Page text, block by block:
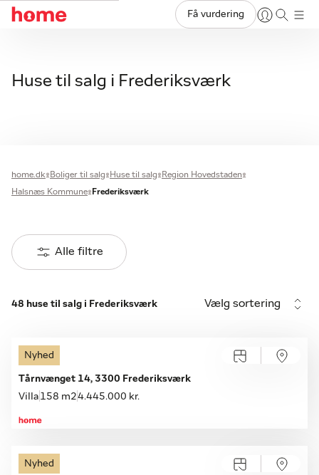
Få vurdering
Huse til salg i Frederiksværk
home.dk Boliger til salg Huse til salg
Region Hovedstaden
Halsnæs Kommune
Frederiksværk
Alle filtre
48 huse til salg i Frederiksværk Vælg sortering
Nyhed
Tårnvænget 14, 3300 Frederiksværk
Villa 158 m24.445.000 kr.
Åbent hus med tilmelding
Nyhed